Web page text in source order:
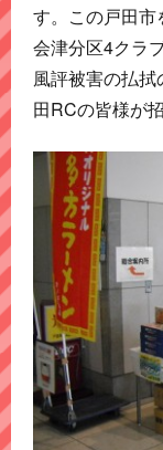
す。この戸田
会津分区4クラ
風評被害の払
田RCの皆様が